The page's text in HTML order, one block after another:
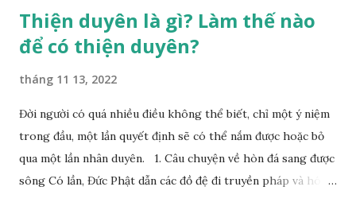
Thiện duyên là gì? Làm thế nào
để có thiện duyên?
tháng 11 13, 2022
Đời người có quá nhiều điều không thể biết, chỉ một ý niệm
trong đầu, một lần quyết định sẽ có thể nắm được hoặc bỏ
qua một lần nhân duyên. 1. Câu chuyện về hòn đá sang được
sông Có lần, Đức Phật dẫn các đồ đệ đi truyền pháp và hóa